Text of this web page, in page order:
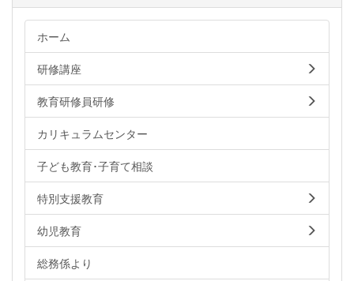
ホーム
研修講座
教育研修員研修
カリキュラムセンター
子ども教育･子育て相談
特別支援教育
幼児教育
総務係より